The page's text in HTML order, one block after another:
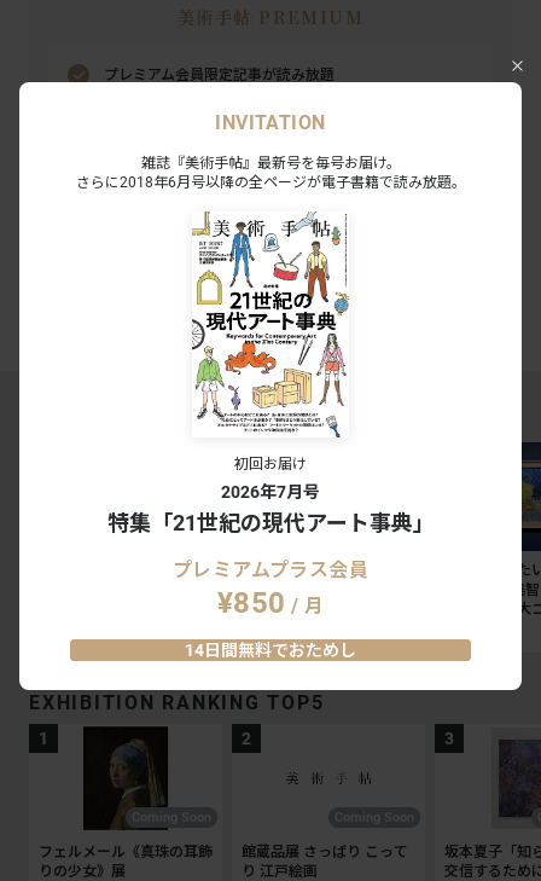
美術手帖 PREMIUM
プレミアム会員限定記事が読み放題
今すぐ登録する
美術手帖PREMIUMとは
MAGAZINE RANKING TOP5
「私たちはまだ、戦いの途
東京国立博物館のレストラ
ン3店舗が刷新。法隆寺宝
物館には「鮨会席 おく
今週末に見た
ト7。奈良美
ョン展から大
EXHIBITION RANKING TOP5
フェルメール《真珠の耳飾
りの少女》展
館蔵品展 さっぱり こって
り 江戸絵画
坂本夏子「知
交信するため
INVITATION
雑誌『美術手帖』最新号を毎号お届け。
さらに2018年6月号以降の全ページが電子書籍で読み放題。
初回お届け
2026年7月号
特集「21世紀の現代アート事典」
プレミアムプラス会員
¥850 / 月
14日間無料でおためし